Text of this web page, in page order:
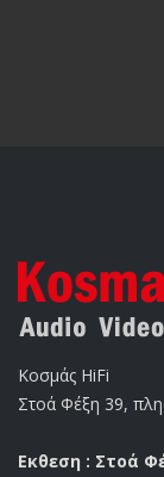
Κοσμάς HiFi
Στοά Φέξη 39,
Εκθεση : Στοά